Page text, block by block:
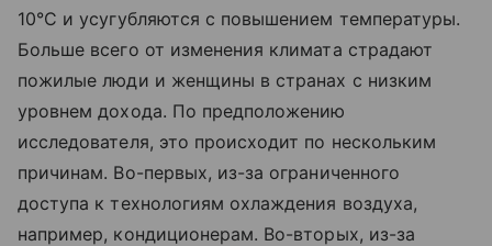
10°С и усугубляются с повышением температуры.
Больше всего от изменения климата страдают
пожилые люди и женщины в странах с низким
уровнем дохода. По предположению
исследователя, это происходит по нескольким
причинам. Во-первых, из-за ограниченного
доступа к технологиям охлаждения воздуха,
например, кондиционерам. Во-вторых, из-за